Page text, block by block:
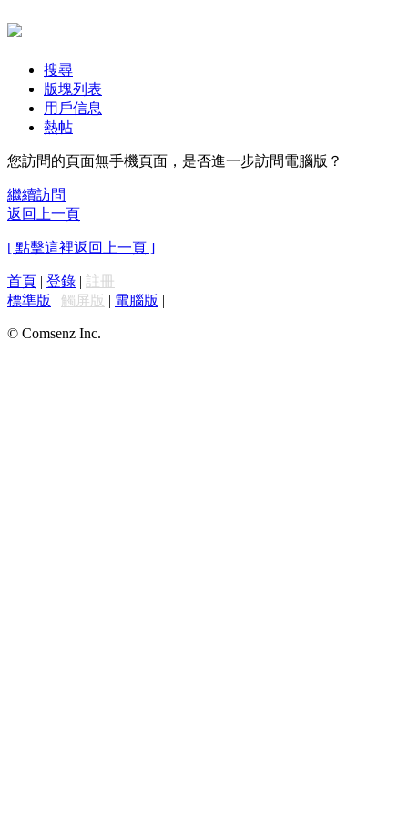
搜尋
版塊列表
用戶信息
熱帖
您訪問的頁面無手機頁面，是否進一步訪問電腦版？
繼續訪問
返回上一頁
[ 點擊這裡返回上一頁 ]
首頁 | 登錄 | 註冊
標準版 | 觸屏版 | 電腦版 |
© Comsenz Inc.